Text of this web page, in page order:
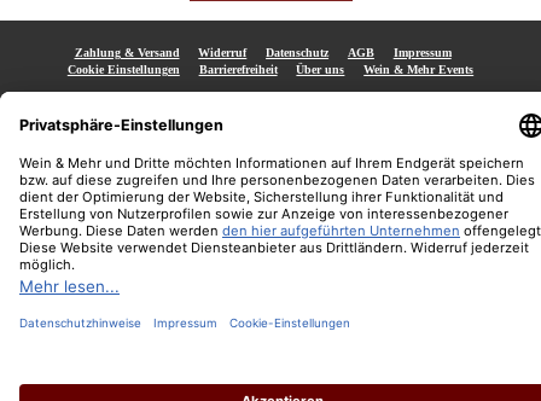
Zahlung & Versand Widerruf Datenschutz AGB
Impressum
Cookie Einstellungen
Barrierefreiheit Über uns Wein & Mehr Events
nicht anders angegeben.